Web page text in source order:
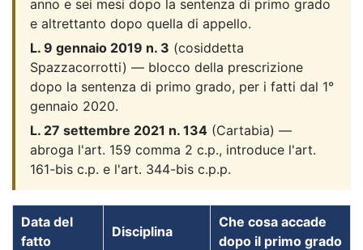
anno e sei mesi dopo la sentenza di primo grado
e altrettanto dopo quella di appello.
L. 9 gennaio 2019 n. 3 (cosiddetta
Spazzacorrotti) — blocco della prescrizione
dopo la sentenza di primo grado, per i fatti dal 1°
gennaio 2020.
L. 27 settembre 2021 n. 134 (Cartabia) —
abroga l'art. 159 comma 2 c.p., introduce l'art.
161-bis c.p. e l'art. 344-bis c.p.p.
Data del
fatto
Disciplina
Che cosa accade
dopo il primo grado